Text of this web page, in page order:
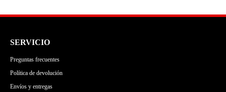
SERVICIO
Preguntas frecuentes
Política de devolución
Envíos y entregas